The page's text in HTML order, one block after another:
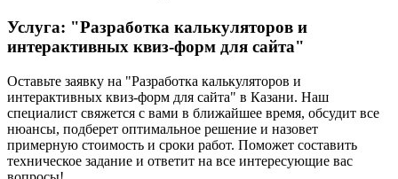
Услуга: "Разработка калькуляторов и
интерактивных квиз-форм для сайта"
Оставьте заявку на "Разработка калькуляторов и
интерактивных квиз-форм для сайта" в Казани. Наш
специалист свяжется с вами в ближайшее время, обсудит все
нюансы, подберет оптимальное решение и назовет
примерную стоимость и сроки работ. Поможет составить
техническое задание и ответит на все интересующие вас